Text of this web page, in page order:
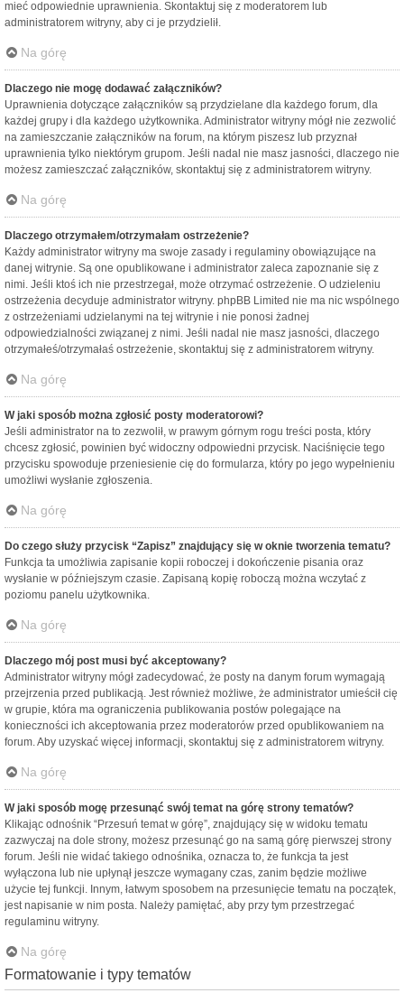
mieć odpowiednie uprawnienia. Skontaktuj się z moderatorem lub
administratorem witryny, aby ci je przydzielił.
Na górę
Dlaczego nie mogę dodawać załączników?
Uprawnienia dotyczące załączników są przydzielane dla każdego forum, dla
każdej grupy i dla każdego użytkownika. Administrator witryny mógł nie zezwolić
na zamieszczanie załączników na forum, na którym piszesz lub przyznał
uprawnienia tylko niektórym grupom. Jeśli nadal nie masz jasności, dlaczego nie
możesz zamieszczać załączników, skontaktuj się z administratorem witryny.
Na górę
Dlaczego otrzymałem/otrzymałam ostrzeżenie?
Każdy administrator witryny ma swoje zasady i regulaminy obowiązujące na
danej witrynie. Są one opublikowane i administrator zaleca zapoznanie się z
nimi. Jeśli ktoś ich nie przestrzegał, może otrzymać ostrzeżenie. O udzieleniu
ostrzeżenia decyduje administrator witryny. phpBB Limited nie ma nic wspólnego
z ostrzeżeniami udzielanymi na tej witrynie i nie ponosi żadnej
odpowiedzialności związanej z nimi. Jeśli nadal nie masz jasności, dlaczego
otrzymałeś/otrzymałaś ostrzeżenie, skontaktuj się z administratorem witryny.
Na górę
W jaki sposób można zgłosić posty moderatorowi?
Jeśli administrator na to zezwolił, w prawym górnym rogu treści posta, który
chcesz zgłosić, powinien być widoczny odpowiedni przycisk. Naciśnięcie tego
przycisku spowoduje przeniesienie cię do formularza, który po jego wypełnieniu
umożliwi wysłanie zgłoszenia.
Na górę
Do czego służy przycisk “Zapisz” znajdujący się w oknie tworzenia tematu?
Funkcja ta umożliwia zapisanie kopii roboczej i dokończenie pisania oraz
wysłanie w późniejszym czasie. Zapisaną kopię roboczą można wczytać z
poziomu panelu użytkownika.
Na górę
Dlaczego mój post musi być akceptowany?
Administrator witryny mógł zadecydować, że posty na danym forum wymagają
przejrzenia przed publikacją. Jest również możliwe, że administrator umieścił cię
w grupie, która ma ograniczenia publikowania postów polegające na
konieczności ich akceptowania przez moderatorów przed opublikowaniem na
forum. Aby uzyskać więcej informacji, skontaktuj się z administratorem witryny.
Na górę
W jaki sposób mogę przesunąć swój temat na górę strony tematów?
Klikając odnośnik “Przesuń temat w górę”, znajdujący się w widoku tematu
zazwyczaj na dole strony, możesz przesunąć go na samą górę pierwszej strony
forum. Jeśli nie widać takiego odnośnika, oznacza to, że funkcja ta jest
wyłączona lub nie upłynął jeszcze wymagany czas, zanim będzie możliwe
użycie tej funkcji. Innym, łatwym sposobem na przesunięcie tematu na początek,
jest napisanie w nim posta. Należy pamiętać, aby przy tym przestrzegać
regulaminu witryny.
Na górę
Formatowanie i typy tematów